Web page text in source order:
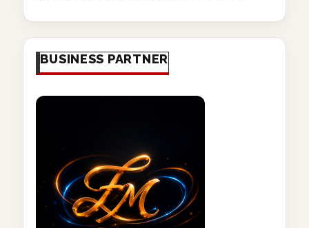
BUSINESS PARTNER